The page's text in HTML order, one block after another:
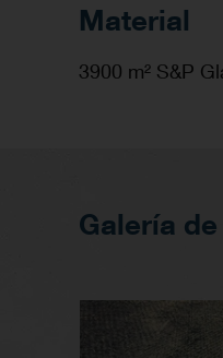
Material
3900 m² S&P
Galería